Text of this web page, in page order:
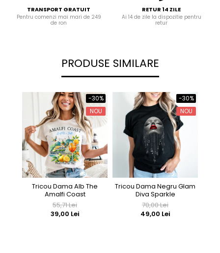
TRANSPORT GRATUIT
Pentru comenzi mai mari de 249
de ron
RETUR 14 ZILE
Ai 14 de zile la dispozitie pentru
retur
PRODUSE SIMILARE
-30%
NOU
Tricou Dama Alb The
Amalfi Coast
55,71 Lei
39,00 Lei
-30%
NOU
Tricou Dama Negru Glam
Diva Sparkle
70,00 Lei
49,00 Lei